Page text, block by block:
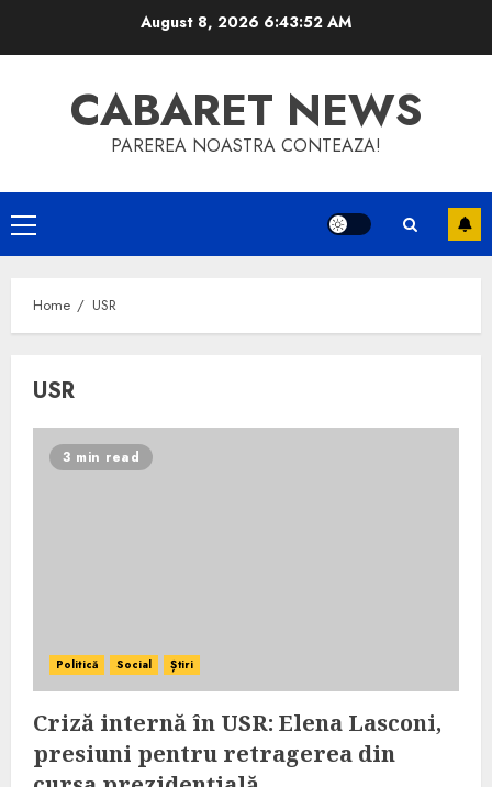
August 8, 2026 6:43:52 AM
CABARET NEWS
PAREREA NOASTRA CONTEAZA!
Primary
Menu
Home USR
USR
3 min read
Politică Social Știri
Criză internă în USR: Elena Lasconi,
presiuni pentru retragerea din